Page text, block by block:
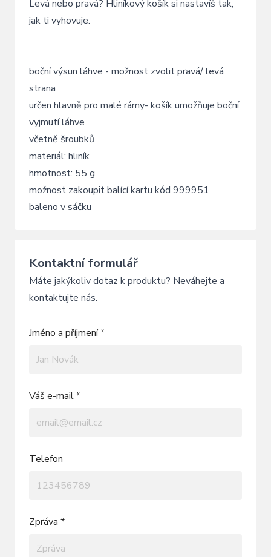
Levá nebo pravá? Hliníkový košík si nastavíš tak,
jak ti vyhovuje.
boční výsun láhve - možnost zvolit pravá/ levá
strana
určen hlavně pro malé rámy- košík umožňuje boční
vyjmutí láhve
včetně šroubků
materiál: hliník
hmotnost: 55 g
možnost zakoupit balící kartu kód 999951
baleno v sáčku
Kontaktní formulář
Máte jakýkoliv dotaz k produktu? Neváhejte a
kontaktujte nás.
Jméno a příjmení *
Váš e-mail *
Telefon
Zpráva *